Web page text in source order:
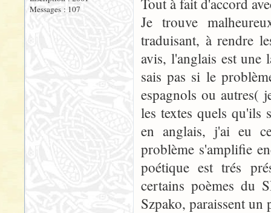
Messages : 107
Tout à fait d'accord
Je trouve
traduisant, à rendre
avis, l'anglais est une
sais pas si le
espagnols ou autres(
les textes quels qu'ils
en anglais, j'ai eu
problème s'amplifie
poétique est trés
certains poèmes du
Szpako, paraissent